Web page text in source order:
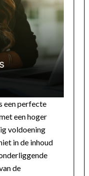
een perfecte
een hoger
voldoening
in de inhoud
de